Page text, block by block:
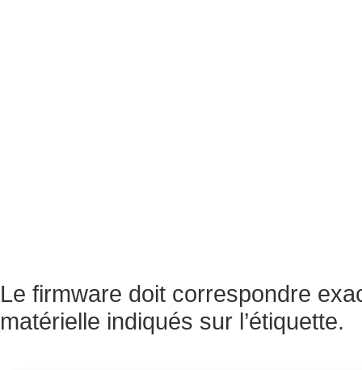
Le firmware doit correspondre
matérielle indiqués sur l’étiquette.